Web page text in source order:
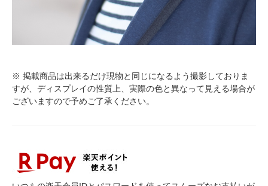
※ 掲載商品は出来るだけ現物と同じになるよう撮影しておりま
すが、ディスプレイの性質上、実際の色と異なって見える場合が
ございますので予めご了承ください。